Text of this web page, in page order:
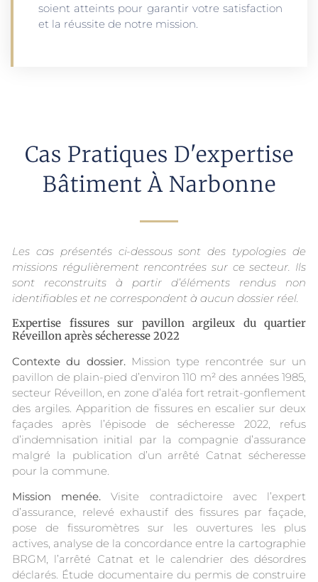
soient atteints pour garantir votre satisfaction
et la réussite de notre mission.
Cas Pratiques D'expertise
Bâtiment À Narbonne
Les cas présentés ci-dessous sont des typologies de
missions régulièrement rencontrées sur ce secteur. Ils
sont reconstruits à partir d’éléments rendus non
identifiables et ne correspondent à aucun dossier réel.
Expertise fissures sur pavillon argileux du quartier
Réveillon après sécheresse 2022
Contexte du dossier. Mission type rencontrée sur un
pavillon de plain-pied d’environ 110 m² des années 1985,
secteur Réveillon, en zone d’aléa fort retrait-gonflement
des argiles. Apparition de fissures en escalier sur deux
façades après l’épisode de sécheresse 2022, refus
d’indemnisation initial par la compagnie d’assurance
malgré la publication d’un arrêté Catnat sécheresse
pour la commune.
Mission menée. Visite contradictoire avec l’expert
d’assurance, relevé exhaustif des fissures par façade,
pose de fissuromètres sur les ouvertures les plus
actives, analyse de la concordance entre la cartographie
BRGM, l’arrêté Catnat et le calendrier des désordres
déclarés. Étude documentaire du permis de construire